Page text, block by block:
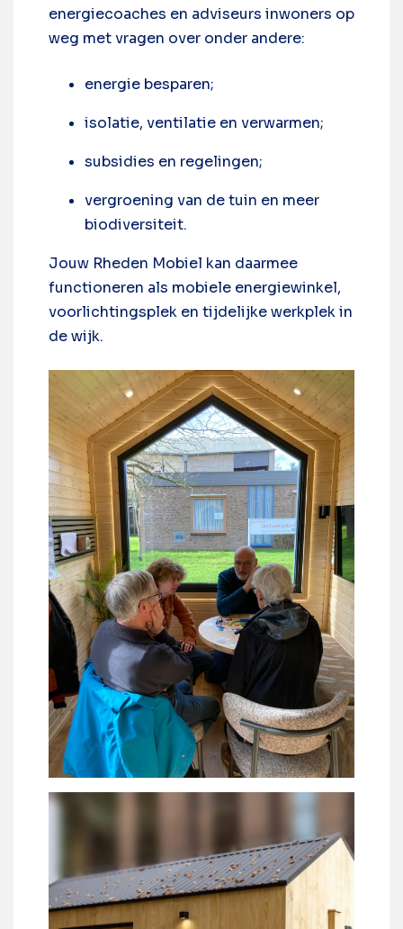
energiecoaches en adviseurs inwoners op
weg met vragen over onder andere:
energie besparen;
isolatie, ventilatie en verwarmen;
subsidies en regelingen;
vergroening van de tuin en meer
biodiversiteit.
Jouw Rheden Mobiel kan daarmee
functioneren als mobiele energiewinkel,
voorlichtingsplek en tijdelijke werkplek in
de wijk.